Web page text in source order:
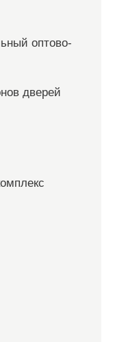
оптово-
дверей